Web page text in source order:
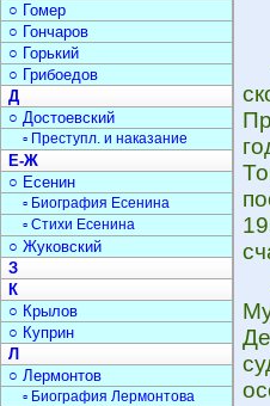
○ Гомер
○ Гончаров
○ Горький
○ Грибоедов
Д
○ Достоевский
▫ Преступл. и наказание
Е-Ж
○ Есенин
▫ Биография Есенина
▫ Стихи Есенина
○ Жуковский
З
К
○ Крылов
○ Куприн
Л
○ Лермонтов
▫ Биография Лермонтова